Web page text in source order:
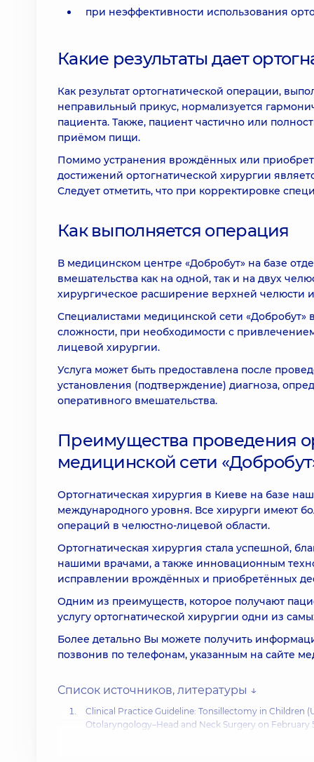
при неэффективности использования
Какие результаты дает
Как результат ортогнатической операции,
неправильный прикус, нормализуется
пациента. Также, пациент частично или
приёмом пищи.
Помимо устранения врождённых или
достижений ортогнатической хирургии
Следует отметить, что при корректировке
Как выполняется операция
В медицинском центре «Добробут» на базе
вмешательства как на одной, так и на двух
хирургическое расширение верхней челюсти
Специалистами медицинской сети
сложности, при необходимости с
лицевой хирургии.
Услуга может быть предоставлена после
установления (подтверждение) диагноза,
оперативного вмешательства.
Преимущества проведения
медицинской сети
Ортогнатическая хирургия в Киеве на базе
международного уровня. Все хирурги имеют
операций в челюстно-лицевой области.
Ортогнатическая хирургия стала успешной,
нашими врачами, а также инновационным
исправлении врождённых и приобретённых
Одним из преимуществ, которое получают
услугу ортогнатической хирургии одни из
Более детально Вы можете получить
позвонив по телефонам, указанным на сайте
Список источников, литературы ↓
Clinical Practice Guideline: Tonsillectomy in Children
Otolaryngology–Head and Neck Surgery on February